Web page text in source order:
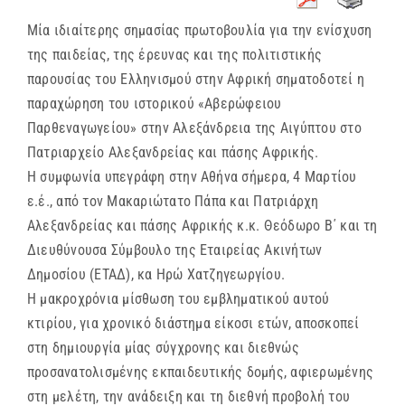
Μία ιδιαίτερης σημασίας πρωτοβουλία για την ενίσχυση
της παιδείας, της έρευνας και της πολιτιστικής
παρουσίας του Ελληνισμού στην Αφρική σηματοδοτεί η
παραχώρηση του ιστορικού «Αβερώφειου
Παρθεναγωγείου» στην Αλεξάνδρεια της Αιγύπτου στο
Πατριαρχείο Αλεξανδρείας και πάσης Αφρικής.
Η συμφωνία υπεγράφη στην Αθήνα σήμερα, 4 Μαρτίου
ε.έ., από τον Μακαριώτατο Πάπα και Πατριάρχη
Αλεξανδρείας και πάσης Αφρικής κ.κ. Θεόδωρο Β΄ και τη
Διευθύνουσα Σύμβουλο της Εταιρείας Ακινήτων
Δημοσίου (ΕΤΑΔ), κα Ηρώ Χατζηγεωργίου.
Η μακροχρόνια μίσθωση του εμβληματικού αυτού
κτιρίου, για χρονικό διάστημα είκοσι ετών, αποσκοπεί
στη δημιουργία μίας σύγχρονης και διεθνώς
προσανατολισμένης εκπαιδευτικής δομής, αφιερωμένης
στη μελέτη, την ανάδειξη και τη διεθνή προβολή του